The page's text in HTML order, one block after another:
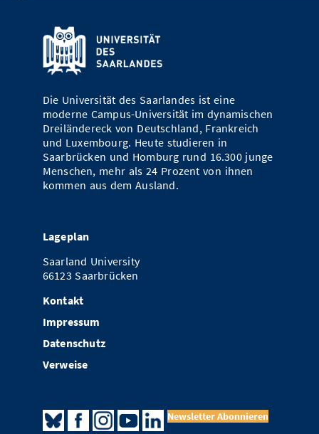
Die Universität des Saarlandes ist eine
moderne Campus-Universität im dynamischen
Dreiländereck von Deutschland, Frankreich
und Luxembourg. Heute studieren in
Saarbrücken und Homburg rund 16.300 junge
Menschen, mehr als 24 Prozent von ihnen
kommen aus dem Ausland.
Lageplan
Saarland University
66123 Saarbrücken
Kontakt
Impressum
Datenschutz
Verweise
Newsletter Abonnieren